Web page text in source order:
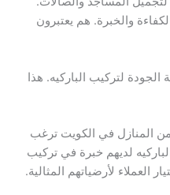
والخبرة. هم يعتبرون
الجودة لتركيب الباركيه. هذا
تظهر أن أكثر من 70% من المنازل في الكويت ترغب
لديهم خبرة في تركيب
العملاء لأرضياتهم المثالية.